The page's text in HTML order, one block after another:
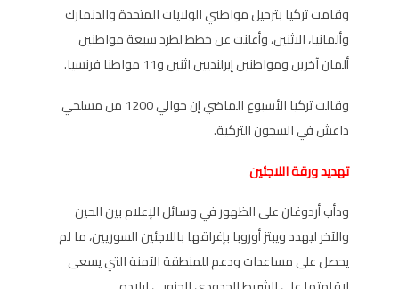
وقامت تركيا بترحيل مواطني الولايات المتحدة والدنمارك
وألمانيا، الاثنين، وأعلنت عن خطط لطرد سبعة مواطنين
ألمان آخرين ومواطنين إيرلنديين اثنين و11 مواطنا فرنسيا.
وقالت تركيا الأسبوع الماضي إن حوالي 1200 من مسلحي
داعش في السجون التركية.
تهديد ورقة اللاجئين
ودأب أردوغان على الظهور في وسائل الإعلام بين الحين
والآخر ليهدد ويبتز أوروبا بإغراقها باللاجئين السوريين، ما لم
يحصل على مساعدات ودعم للمنطقة الآمنة التي يسعى